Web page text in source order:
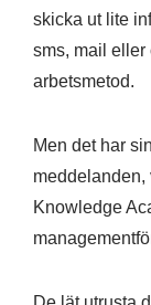
skicka ut lite
sms, mail eller
arbetsmetod.
Men det har
meddelanden,
Knowledge